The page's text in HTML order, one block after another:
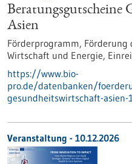
Beratungsgutscheine
Asien
Förderprogramm, Förderung
Wirtschaft und Energie,
https://www.bio-
pro.de/datenbanken/
gesundheitswirtschaft-asien-
Veranstaltung - 10.12.2026